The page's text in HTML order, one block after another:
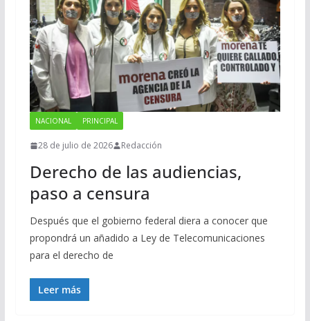
NACIONAL PRINCIPAL
28 de julio de 2026 Redacción
Derecho de las audiencias,
paso a censura
Después que el gobierno federal diera a conocer que
propondrá un añadido a Ley de Telecomunicaciones
para el derecho de
Leer más